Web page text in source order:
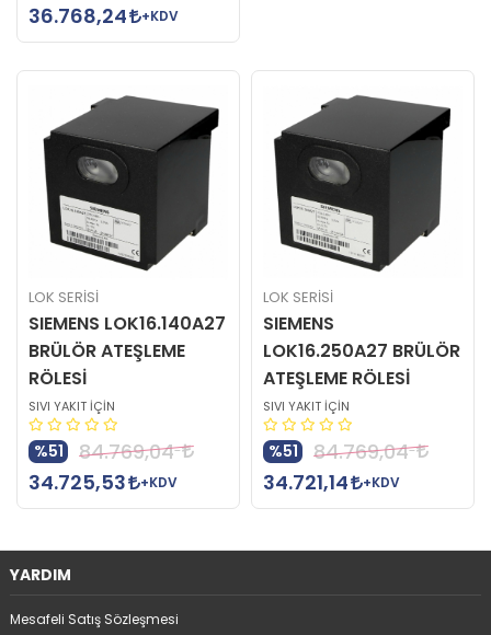
36.768,24
+KDV
LOK SERİSİ
SIEMENS LOK16.140A27
BRÜLÖR ATEŞLEME
RÖLESİ
SIVI YAKIT İÇİN
%51
84.769,04
34.725,53
+KDV
LOK SERİSİ
SIEMENS
LOK16.250A27 BRÜLÖR
ATEŞLEME RÖLESİ
SIVI YAKIT İÇİN
%51
84.769,04
34.721,14
+KDV
YARDIM
Mesafeli Satış Sözleşmesi